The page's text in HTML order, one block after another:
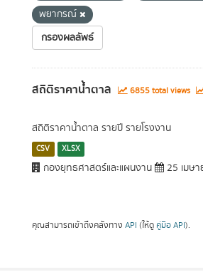
พยากรณ์
กรองผลลัพธ์
สถิติราคาน้ำตาล 6855 total views
สถิติราคาน้ำตาล รายปี รายโรงงาน
CSV XLSX
กองยุทธศาสตร์และแผนงาน 25 เมษ
คุณสามารถเข้าถึงคลังทาง API (ให้ดู คู่มือ API).